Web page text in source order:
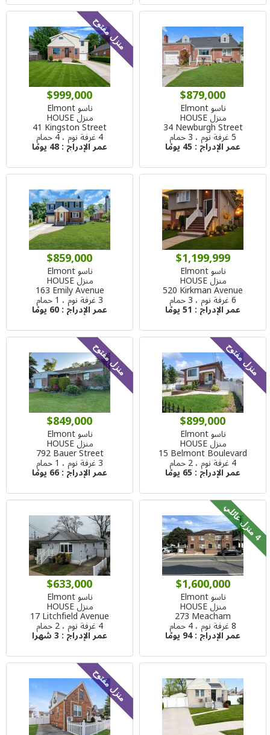
$879,000
ناسو Elmont
منزل HOUSE
34 Newburgh Street
5 غرفة نوم ، 3 حمام
عمر الإدراج : 45 يومًا
منزل مفتوح
$999,000
ناسو Elmont
منزل HOUSE
41 Kingston Street
4 غرفة نوم ، 4 حمام
عمر الإدراج :48 يومًا
$1,199,999
ناسو Elmont
منزل HOUSE
520 Kirkman Avenue
6 غرفة نوم ، 3 حمام
عمر الإدراج : 51 يومًا
$859,000
ناسو Elmont
منزل HOUSE
163 Emily Avenue
3 غرفة نوم ، 1 حمام
عمر الإدراج :60 يومًا
منزل مفتوح
$899,000
ناسو Elmont
منزل HOUSE
15 Belmont Boulevard
4 غرفة نوم ، 2 حمام
عمر الإدراج : 65 يومًا
منزل مفتوح
$849,000
ناسو Elmont
منزل HOUSE
792 Bauer Street
3 غرفة نوم ، 1 حمام
عمر الإدراج :66 يومًا
4
م
ن
ز
ل
ع
ا
ئ
ل
ي
$1,600,000
ناسو Elmont
منزل HOUSE
273 Meacham
8 غرفة نوم ، 4 حمام
عمر الإدراج :94 يومًا
$633,000
ناسو Elmont
منزل HOUSE
17 Litchfield Avenue
4 غرفة نوم ، 2 حمام
عمر الإدراج : 3 شهرا
منزل مفتوح